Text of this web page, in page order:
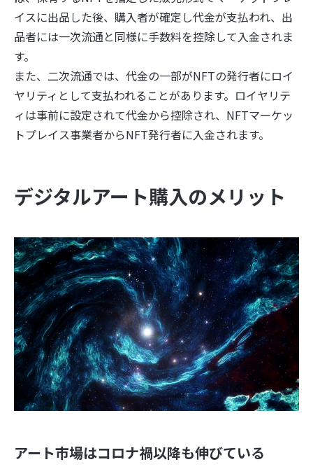
イスに出品した後、購入者が確定し代金が支払われ、出
品者には一次流通と同様に手数料を控除して入金されま
す。
また、二次流通では、代金の一部がNFTの発行者にロイ
ヤリティとして支払われることがあります。ロイヤリテ
ィは事前に設定されて代金から控除され、NFTマーケッ
トプレイス事業者からNFT発行者に入金されます。
デジタルアート購入のメリット
アート市場はコロナ禍以降も伸びている